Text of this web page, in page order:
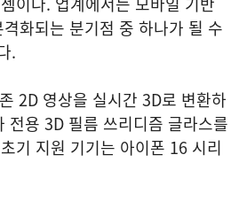
화되는 분기점 중 하나가 될 수
.
2D 영상을 실시간 3D로 변환하
전용 3D 필름 쓰리디즘 글라스를
기 지원 기기는 아이폰 16 시리